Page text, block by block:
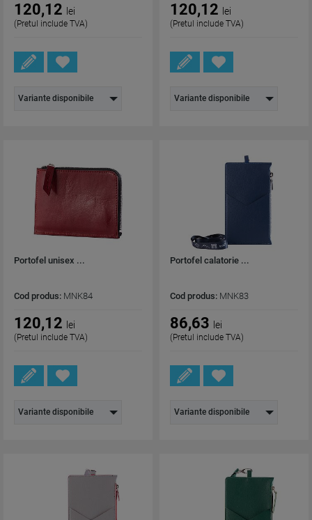
120,12 lei
(Pretul include TVA)
Variante disponibile
120,12 lei
(Pretul include TVA)
Variante disponibile
Portofel unisex ...
Cod produs: MNK84
120,12 lei
(Pretul include TVA)
Variante disponibile
Portofel calatorie ...
Cod produs: MNK83
86,63 lei
(Pretul include TVA)
Variante disponibile